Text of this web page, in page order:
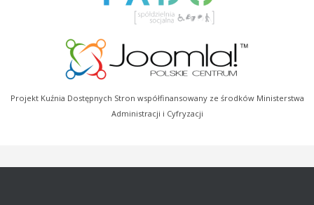
Projekt Kuźnia Dostępnych Stron współfinansowany ze środków Ministerstwa
Administracji i Cyfryzacji